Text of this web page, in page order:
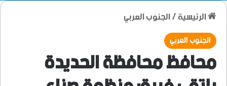
الرئيسية/الجنوب العربي
الجنوب العربي
محافظ محافظة الحديدة